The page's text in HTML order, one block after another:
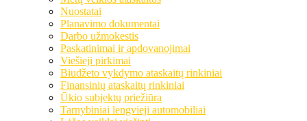
Nuostatai
Planavimo dokumentai
Darbo užmokestis
Paskatinimai ir apdovanojimai
Viešieji pirkimai
Biudžeto vykdymo ataskaitų rinkiniai
Finansinių ataskaitų rinkiniai
Ūkio subjektų priežiūra
Tarnybiniai lengvieji automobiliai